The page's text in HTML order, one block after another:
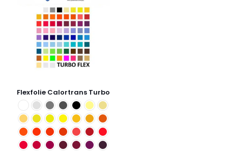
Flexfolie Calortrans Turbo